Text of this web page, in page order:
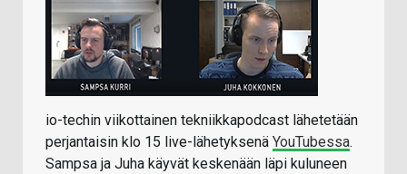
io-techin viikottainen tekniikkapodcast lähetetään
perjantaisin klo 15 live-lähetyksenä YouTubessa.
Sampsa ja Juha käyvät keskenään läpi kuluneen